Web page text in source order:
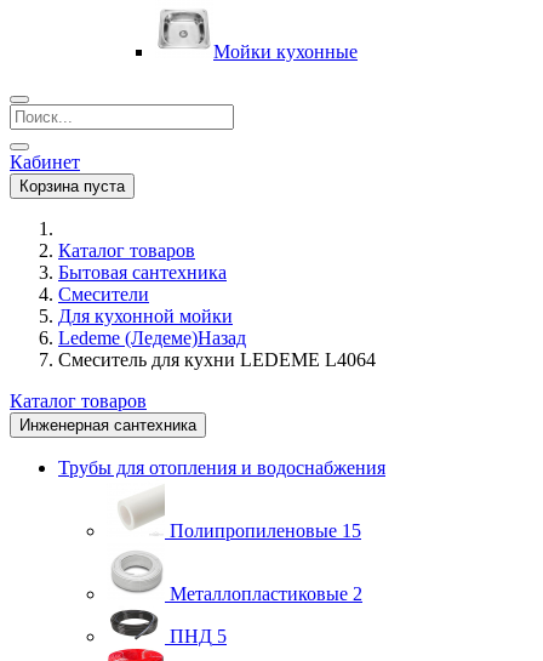
Мойки кухонные
Кабинет
Корзина пуста
Каталог товаров
Бытовая сантехника
Смесители
Для кухонной мойки
Ledeme (Ледеме)Назад
Смеситель для кухни LEDEME L4064
Каталог товаров
Инженерная сантехника
Трубы для отопления и водоснабжения
Полипропиленовые 15
Металлопластиковые 2
ПНД 5